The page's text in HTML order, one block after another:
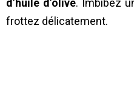
d’huile d’olive. Imbibez
frottez délicatement.